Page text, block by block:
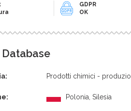
GDPR
OK
Prodotti chimici -
Polonia, Silesia